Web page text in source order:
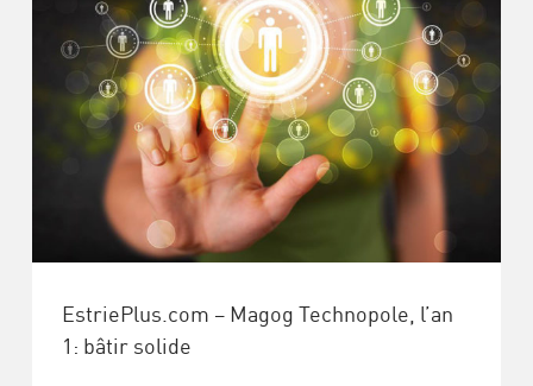
EstriePlus.com – Magog Technopole, l’an
1: bâtir solide